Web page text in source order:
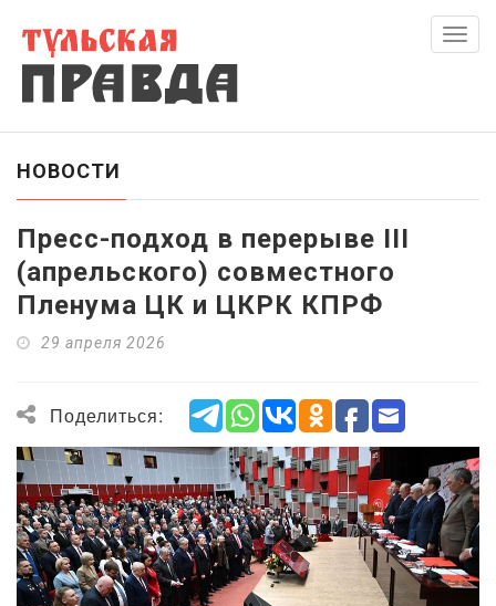
НОВОСТИ
Пресс-подход в перерыве III
(апрельского) совместного
Пленума ЦК и ЦКРК КПРФ
29 апреля 2026
Поделиться: